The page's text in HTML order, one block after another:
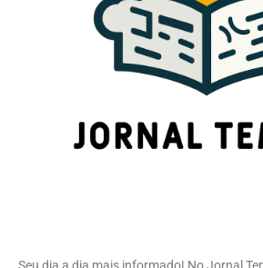
Seu dia a dia mais informado! No Jornal